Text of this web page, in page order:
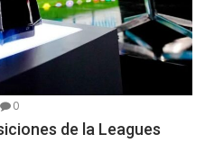
0
de la Leagues